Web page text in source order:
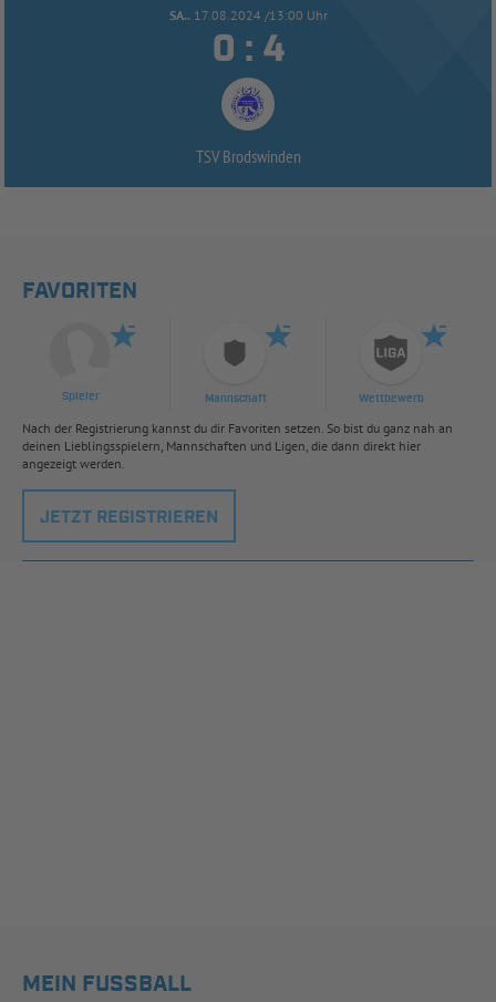
SA.. 17.08.2024 /13:00 Uhr
 : 
TSV Brodswinden
FAVORITEN
Spieler Mannschaft Wettbewerb
Nach der Registrierung kannst du dir Favoriten setzen. So bist du ganz nah an
deinen Lieblingsspielern, Mannschaften und Ligen, die dann direkt hier
angezeigt werden.
JETZT REGISTRIEREN
MEIN FUSSBALL